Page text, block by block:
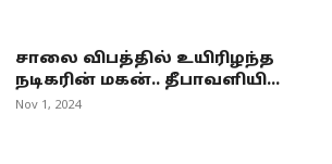
சாலை விபத்தில் உயிரிழந்த
நடிகரின் மகன்.. தீபாவளியி...
Nov 1, 2024